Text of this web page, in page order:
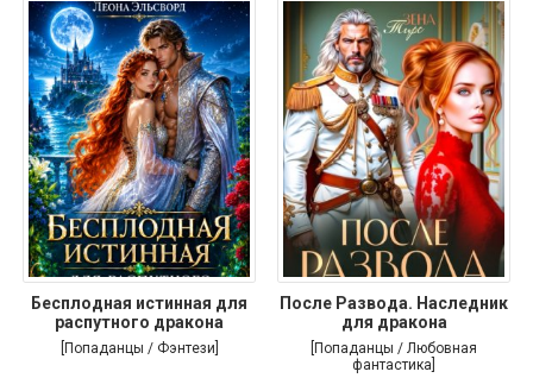
Бесплодная истинная для
распутного дракона
[Попаданцы / Фэнтези]
После Развода. Наследник
для дракона
[Попаданцы / Любовная
фантастика]